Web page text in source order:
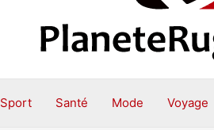
Sport Santé Mode Voyage